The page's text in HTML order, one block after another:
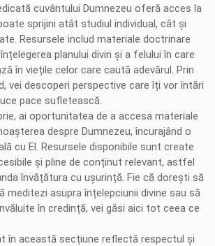
cuvântului Dumnezeu oferă acces la
sprijini atât studiul individual, cât și
Resursele includ materiale doctrinare
planului divin și a felului în care
în viețile celor care caută adevărul. Prin
vei descoperi perspective care îți vor întări
pace sufletească.
ai oportunitatea de a accesa materiale
despre Dumnezeu, încurajând o
cu El. Resursele disponibile sunt create
și pline de conținut relevant, astfel
învățătura cu ușurință. Fie că dorești să
meditezi asupra înțelepciunii divine sau să
în credință, vei găsi aici tot ceea ce
în această secțiune reflectă respectul și